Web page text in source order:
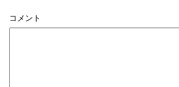
コメント